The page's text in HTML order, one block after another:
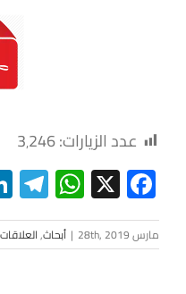
عدد الزيارات:3٬246
Facebook
X
مارس 28th, 2019 | أبحاث,